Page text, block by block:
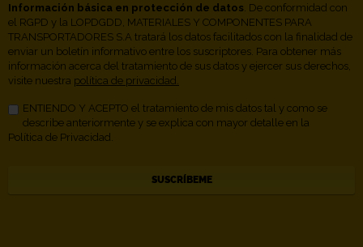
Información básica en protección de datos . De conformidad con
el RGPD y la LOPDGDD, MATERIALES Y COMPONENTES PARA
TRANSPORTADORES S.A tratará los datos facilitados con la finalidad de
enviar un boletín informativo entre los suscriptores. Para obtener más
información acerca del tratamiento de sus datos y ejercer sus derechos,
visite nuestra política de privacidad.
ENTIENDO Y ACEPTO el tratamiento de mis datos tal y como se
describe anteriormente y se explica con mayor detalle en la
Política de Privacidad.